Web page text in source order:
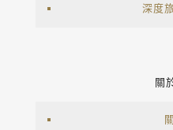
深度
關